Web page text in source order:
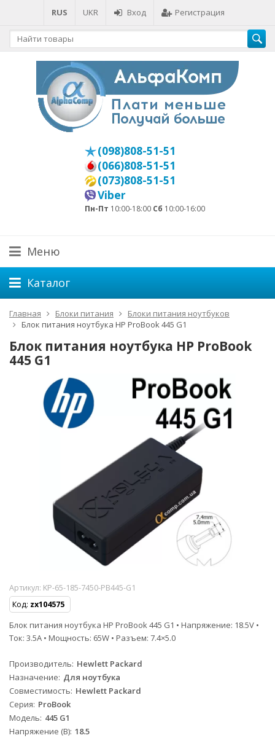
RUS UKR Вход Регистрация
(098)808-51-51
(066)808-51-51
(073)808-51-51
Viber
Пн-Пт 10:00-18:00 Сб 10:00-16:00
Меню
Каталог
Главная Блоки питания
Блоки питания ноутбуков
Блок питания ноутбука HP ProBook 445 G1
Блок питания ноутбука HP ProBook
445 G1
Артикул: KP-65-185-7450-PB445-G1
Код: zx104575
Блок питания ноутбука HP ProBook 445 G1 • Напряжение: 18.5V •
Ток: 3.5A • Мощность: 65W • Разъем: 7.4×5.0
Производитель Hewlett Packard
Назначение Для ноутбука
Совместимость Hewlett Packard
Серия ProBook
Модель 445 G1
Напряжение (В) 18.5